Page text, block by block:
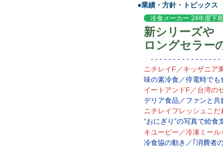
●業績・方針・トピックス
冷食メーカー 24年度下
新シリーズや
ロングセラー
- - - - - - - - - - - - - - - -
ニチレイF／キッザニア
味の素冷食／停電時で
イートアンドF／台湾の
デリア食品／ファンと
ニチレイフレッシュこだ
“おにぎり”の写真で給食
キユーピー／冷凍ミー
冷食協の動き／｢消費者